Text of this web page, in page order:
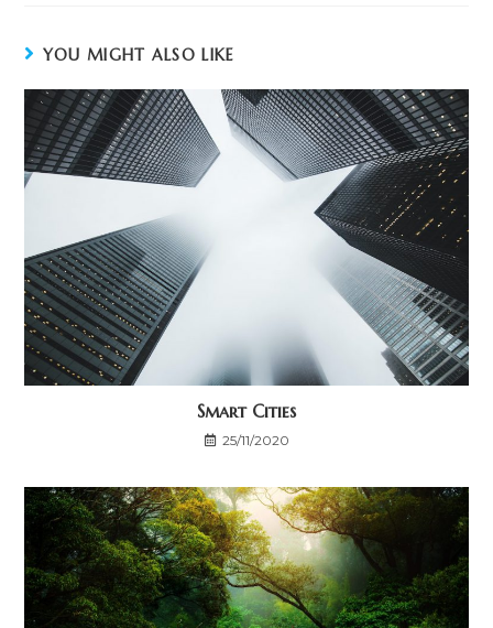
YOU MIGHT ALSO LIKE
Smart Cities
25/11/2020